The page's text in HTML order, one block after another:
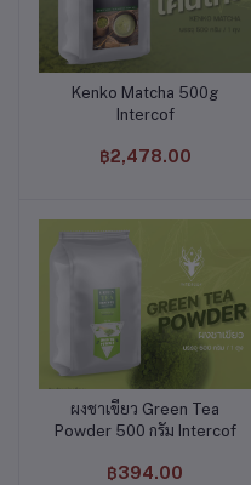
หยิบใส่ตะกร้า
Kenko Matcha 500g
Intercof
฿2,478.00
หยิบใส่ตะกร้า
ผงชาเขียว Green Tea
Powder 500 กรัม Intercof
฿394.00